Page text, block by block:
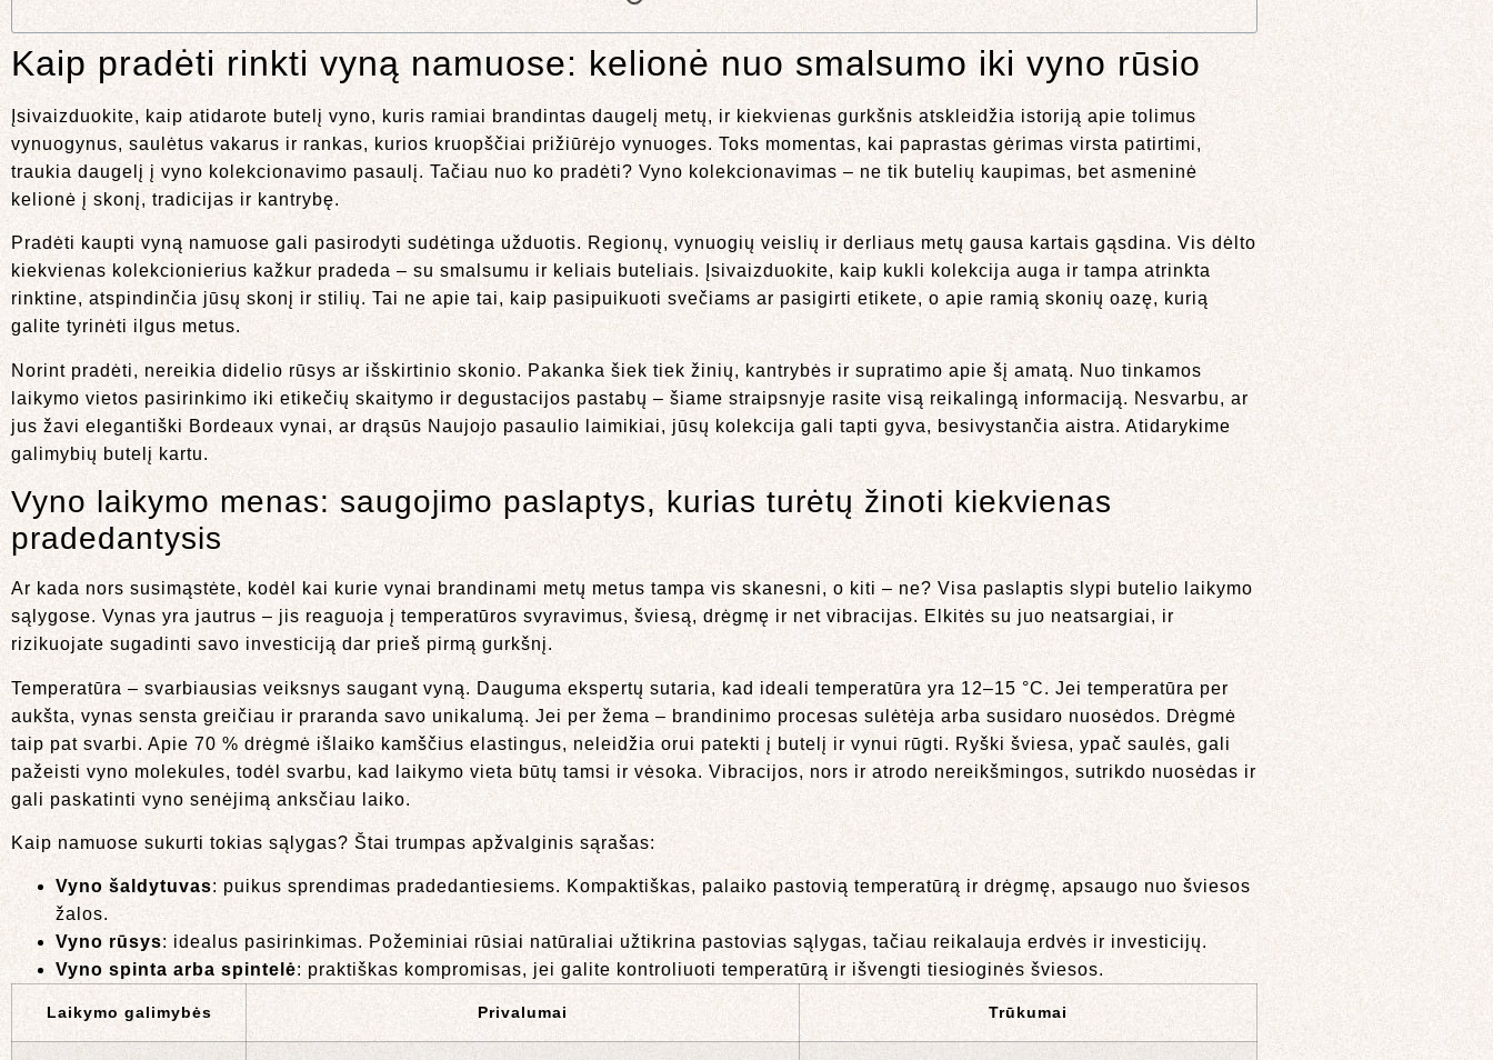
Kaip pradėti rinkti vyną namuose: kelionė nuo smalsumo iki vyno rūsio
Įsivaizduokite, kaip atidarote butelį vyno, kuris ramiai brandintas daugelį metų, ir kiekvienas gurkšnis atskleidžia istoriją apie tolimus
vynuogynus, saulėtus vakarus ir rankas, kurios kruopščiai prižiūrėjo vynuoges. Toks momentas, kai paprastas gėrimas virsta patirtimi,
traukia daugelį į vyno kolekcionavimo pasaulį. Tačiau nuo ko pradėti? Vyno kolekcionavimas – ne tik butelių kaupimas, bet asmeninė
kelionė į skonį, tradicijas ir kantrybę.
Pradėti kaupti vyną namuose gali pasirodyti sudėtinga užduotis. Regionų, vynuogių veislių ir derliaus metų gausa kartais gąsdina. Vis dėlto
kiekvienas kolekcionierius kažkur pradeda – su smalsumu ir keliais buteliais. Įsivaizduokite, kaip kukli kolekcija auga ir tampa atrinkta
rinktine, atspindinčia jūsų skonį ir stilių. Tai ne apie tai, kaip pasipuikuoti svečiams ar pasigirti etikete, o apie ramią skonių oazę, kurią
galite tyrinėti ilgus metus.
Norint pradėti, nereikia didelio rūsys ar išskirtinio skonio. Pakanka šiek tiek žinių, kantrybės ir supratimo apie šį amatą. Nuo tinkamos
laikymo vietos pasirinkimo iki etikečių skaitymo ir degustacijos pastabų – šiame straipsnyje rasite visą reikalingą informaciją. Nesvarbu, ar
jus žavi elegantiški Bordeaux vynai, ar drąsūs Naujojo pasaulio laimikiai, jūsų kolekcija gali tapti gyva, besivystančia aistra. Atidarykime
galimybių butelį kartu.
Vyno laikymo menas: saugojimo paslaptys, kurias turėtų žinoti kiekvienas
pradedantysis
Ar kada nors susimąstėte, kodėl kai kurie vynai brandinami metų metus tampa vis skanesni, o kiti – ne? Visa paslaptis slypi butelio laikymo
sąlygose. Vynas yra jautrus – jis reaguoja į temperatūros svyravimus, šviesą, drėgmę ir net vibracijas. Elkitės su juo neatsargiai, ir
rizikuojate sugadinti savo investiciją dar prieš pirmą gurkšnį.
Temperatūra – svarbiausias veiksnys saugant vyną. Dauguma ekspertų sutaria, kad ideali temperatūra yra 12–15 °C. Jei temperatūra per
aukšta, vynas sensta greičiau ir praranda savo unikalumą. Jei per žema – brandinimo procesas sulėtėja arba susidaro nuosėdos. Drėgmė
taip pat svarbi. Apie 70 % drėgmė išlaiko kamščius elastingus, neleidžia orui patekti į butelį ir vynui rūgti. Ryški šviesa, ypač saulės, gali
pažeisti vyno molekules, todėl svarbu, kad laikymo vieta būtų tamsi ir vėsoka. Vibracijos, nors ir atrodo nereikšmingos, sutrikdo nuosėdas ir
gali paskatinti vyno senėjimą anksčiau laiko.
Kaip namuose sukurti tokias sąlygas? Štai trumpas apžvalginis sąrašas:
Vyno šaldytuvas: puikus sprendimas pradedantiesiems. Kompaktiškas, palaiko pastovią temperatūrą ir drėgmę, apsaugo nuo šviesos
žalos.
Vyno rūsys: idealus pasirinkimas. Požeminiai rūsiai natūraliai užtikrina pastovias sąlygas, tačiau reikalauja erdvės ir investicijų.
Vyno spinta arba spintelė: praktiškas kompromisas, jei galite kontroliuoti temperatūrą ir išvengti tiesioginės šviesos.
Laikymo galimybės Privalumai Trūkumai